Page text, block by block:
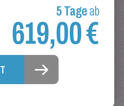
5 Tageab
619,00 €